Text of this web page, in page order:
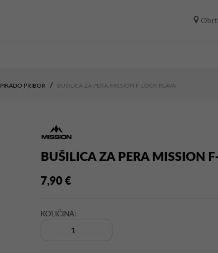
PIKADO PRIBOR BUŠILICA ZA PERA MISSION F-LOCK PLAVA
BUŠILICA ZA PERA MISSION
7,90 €
KOLIČINA: